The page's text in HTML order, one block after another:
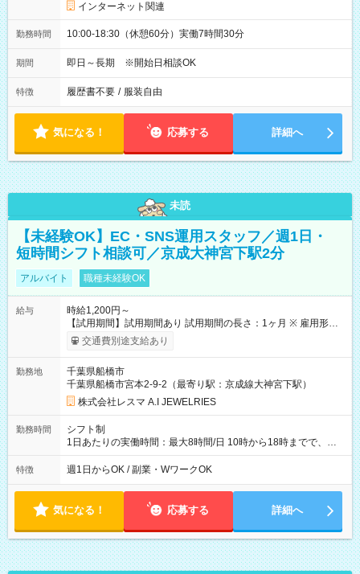
インターネット関連
勤務時間 10:00-18:30（休憩60分）実働7時間30分
期間 即日～長期 ※開始日相談OK
特徴 履歴書不要 / 服装自由
気になる！ 応募する 詳細へ
未読
【未経験OK】EC・SNS運用スタッフ／週1日・
短時間シフト相談可／京成大神宮下駅2分
アルバイト 職種未経験OK
給与
時給1,200円～
【試用期間】試用期間あり 試用期間の長さ：1ヶ月 ※ 雇用形態
と給与に、本採用時と異なる部分があります。 雇用形態：本採
用時と同じです。 給与：時給 1,200円以上
交通費別途支給あり
勤務地
千葉県船橋市
千葉県船橋市宮本2-9-2（最寄り駅：京成線大神宮下駅）
株式会社レスマ A.I JEWELRIES
勤務時間
シフト制
1日あたりの実働時間：最大8時間/日 10時から18時までで、出
勤希望日、時間を相談させてくださいませ
特徴 週1日からOK / 副業・WワークOK
気になる！ 応募する 詳細へ